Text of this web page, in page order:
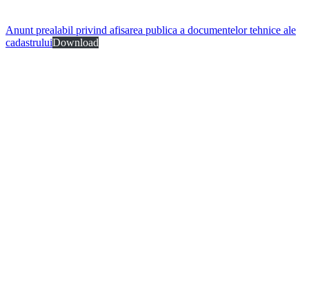
Anunt prealabil privind afisarea publica a documentelor tehnice ale
cadastruluiDownload